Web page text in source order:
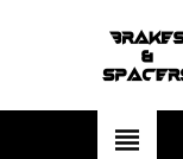
view_headline